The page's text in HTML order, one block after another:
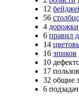
12
56
4 дорожки
6 правил
14
16 эпиков
10
17
32 общие
6 подзадач